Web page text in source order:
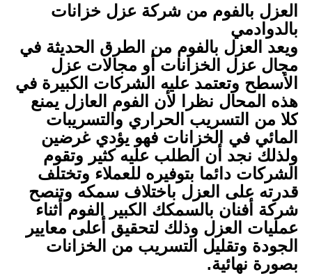
العزل بالفوم من شركة عزل خزانات
بالدوادمي
ويعد العزل بالفوم من الطرق الحديثة في
مجال عزل الخزانات أو مجالات عزل
الأسطح وتعتمد عليه الشركات الكبيرة في
هذه المحال نظرا لأن الفوم العازل يمنع
كلا من التسريب الحراري والتسريبات
المائي في الخزانات فهو يؤدي غرضين
ولذلك نجد أن الطلب عليه كثير وتقوم
الشركات دائما بتوفيره للعملاء وتختلف
قدرته على العزل باختلاف سمكه وتنصح
شركة أفنان بالسمكك الكبير الفوم أثناء
عمليات العزل وذلك لتحقيق أعلى معايير
الجودة وتقليل التسريب من الخزانات
بصورة نهائية.